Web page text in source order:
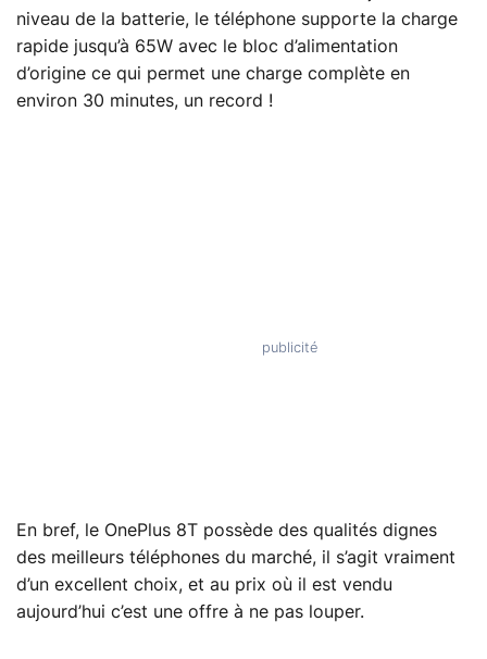
niveau de la batterie, le téléphone supporte la charge
rapide jusqu’à 65W avec le bloc d’alimentation
d’origine ce qui permet une charge complète en
environ 30 minutes, un record !
En bref, le OnePlus 8T possède des qualités dignes
des meilleurs téléphones du marché, il s’agit vraiment
d’un excellent choix, et au prix où il est vendu
aujourd’hui c’est une offre à ne pas louper.